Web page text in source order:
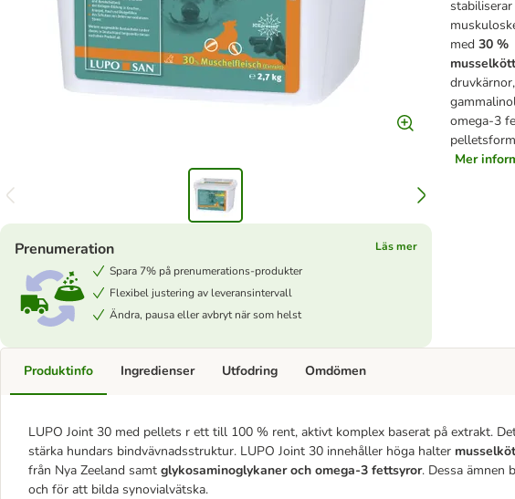
med 30 %
druvkärnor,
omega-3
Mer
Prenumeration
Läs mer
Spara 7% på prenumerations-produkter
Flexibel justering av leveransintervall
Ändra, pausa eller avbryt när som helst
Produktinfo
LUPO Joint 30 med pellets r ett till 100 % rent, aktivt komplex baserat på extrakt.
stärka hundars bindvävnadsstruktur. LUPO Joint 30 innehåller höga halter
från Nya Zeeland samt glykosaminoglykaner och omega-3 fettsyror. Dessa ämnen
och för att bilda synovialvätska.
Ingredienser Utfodring Omdömen